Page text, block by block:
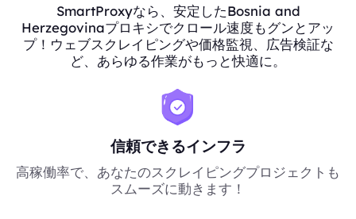
SmartProxyなら、安定したBosnia and
Herzegovinaプロキシでクロール速度もグンとアッ
プ！ウェブスクレイピングや価格監視、広告検証な
ど、あらゆる作業がもっと快適に。
信頼できるインフラ
高稼働率で、あなたのスクレイピングプロジェクトも
スムーズに動きます！